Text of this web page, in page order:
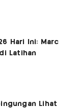
Hari Ini: Marc
Latihan
Lihat